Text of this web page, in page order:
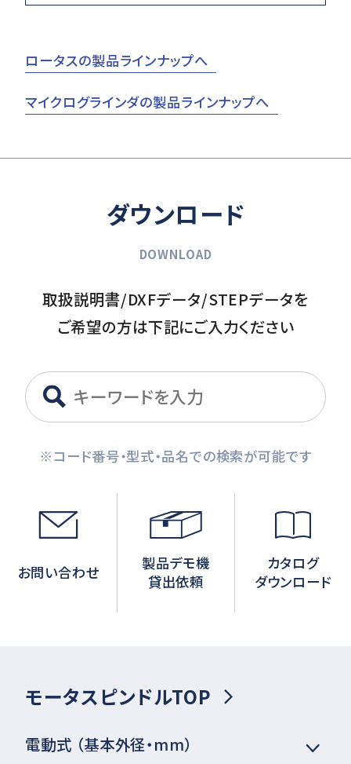
ロータスの製品ラインナップへ
マイクログラインダの製品ラインナップへ
ダウンロード
DOWNLOAD
取扱説明書/DXFデータ/STEPデータを
ご希望の方は下記にご入力ください
※コード番号・型式・品名での検索が可能です
お問い合わせ
製品デモ機
貸出依頼
カタログ
ダウンロード
モータスピンドルTOP
電動式 （基本外径・mm）